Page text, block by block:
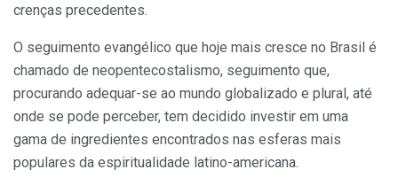
crenças precedentes.
O seguimento evangélico que hoje mais cresce no Brasil é
chamado de neopentecostalismo, seguimento que,
procurando adequar-se ao mundo globalizado e plural, até
onde se pode perceber, tem decidido investir em uma
gama de ingredientes encontrados nas esferas mais
populares da espiritualidade latino-americana.